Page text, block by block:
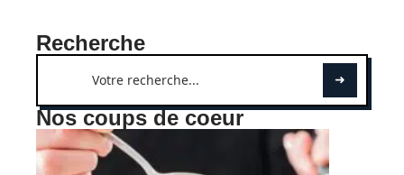
Recherche
Nos coups de coeur